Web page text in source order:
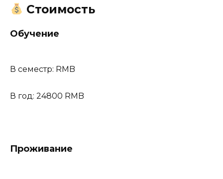
Стоимость
Обучение
В семестр: RMB
В год: 24800 RMB
Проживание